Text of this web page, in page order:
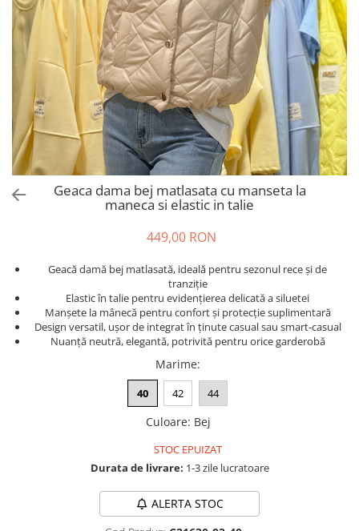
Tricouri si topuri
Rochii de eveniment
Geaca dama bej matlasata cu manseta la
maneca si elastic in talie
449,00 RON
Geacă damă bej matlasată, ideală pentru sezonul rece și de
tranziție
Elastic în talie pentru evidențierea delicată a siluetei
Manșete la mânecă pentru confort și protecție suplimentară
Design versatil, ușor de integrat în ținute casual sau smart-casual
Nuanță neutră, elegantă, potrivită pentru orice garderobă
Marime:
40 42 44
Culoare: Bej
STOC EPUIZAT
Durata de livrare: 1-3 zile lucratoare
ALERTA STOC